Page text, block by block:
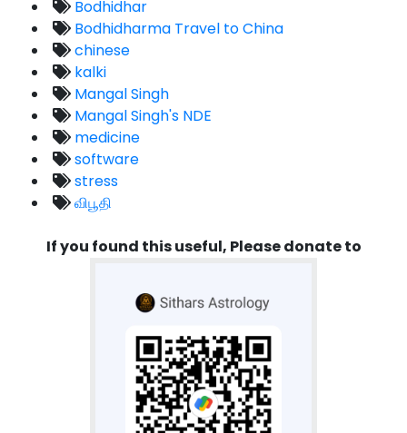
Bodhidhar
Bodhidharma Travel to China
chinese
kalki
Mangal Singh
Mangal Singh's NDE
medicine
software
stress
விபூதி
If you found this useful, Please donate to